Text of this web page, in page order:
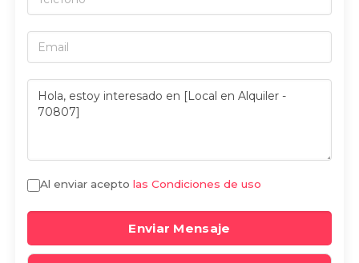
Al enviar aceptolas Condiciones de uso
Enviar Mensaje